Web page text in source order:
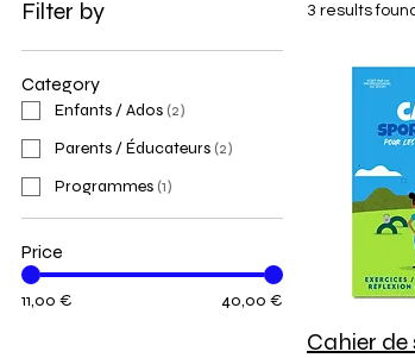
Filter by
Category
Enfants / Ados (2)
Parents / Éducateurs (2)
Programmes (1)
Price
11,00 € 40,00 €
3 results